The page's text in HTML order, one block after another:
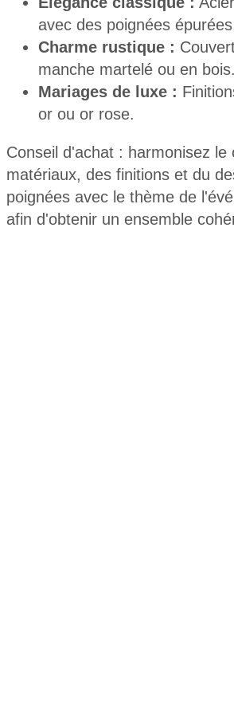
avec des poignées
Charme rustique :
manche martelé ou en bois.
Mariages de luxe :
or ou or rose.
Conseil d'achat : harmonisez le
matériaux, des finitions et du
poignées avec le thème de
afin d'obtenir un ensemble